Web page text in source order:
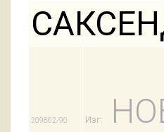
209862/90 Изг: